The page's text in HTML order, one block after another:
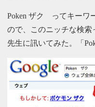
Poken ザク ってキーワ
ので、このニッチな検索
先生に訊いてみた。「